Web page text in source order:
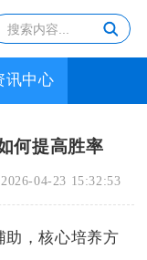
讯中心
何提高胜率
2026-04-23 15:32:53
助，核心培养方